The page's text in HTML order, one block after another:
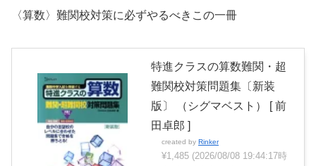
〈算数〉難関校対策に必ずやるべきこの一冊
特進クラスの算数難関・超
難関校対策問題集〔新装
版〕 （シグマベスト） [ 前
田卓郎 ]
created by Rinker
¥1,485 (2026/08/08 19:44:17時